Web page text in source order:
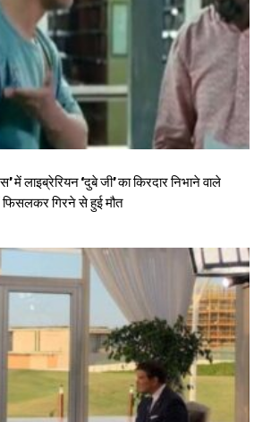
में लाइब्रेरियन ‘दुबे जी’ का किरदार निभाने वाले
गिरने से हुई मौत